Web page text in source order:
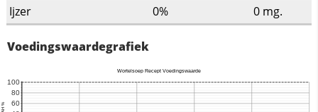
Ijzer
0% 0 mg.
Voedingswaardegrafiek